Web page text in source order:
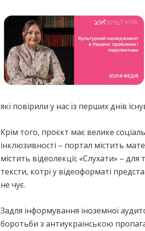
які повірили у нас із перших днів
Крім того, проєкт має велике
інклюзивності – портал містить
містить відеолекції; «Слухати» –
тексти, котрі у відеоформаті
не чує.
Задля інформування іноземної
боротьби з антиукраїнською